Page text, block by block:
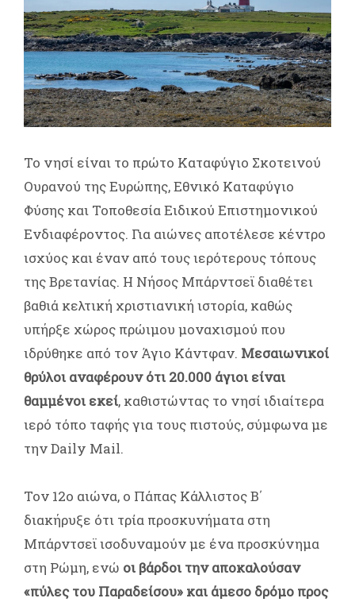
Το νησί είναι το πρώτο Καταφύγιο Σκοτεινού
Ουρανού της Ευρώπης, Εθνικό Καταφύγιο
Φύσης και Τοποθεσία Ειδικού Επιστημονικού
Ενδιαφέροντος. Για αιώνες αποτέλεσε κέντρο
ισχύος και έναν από τους ιερότερους τόπους
της Βρετανίας. Η Νήσος Μπάρντσεϊ διαθέτει
βαθιά κελτική χριστιανική ιστορία, καθώς
υπήρξε χώρος πρώιμου μοναχισμού που
ιδρύθηκε από τον Άγιο Κάντφαν. Μεσαιωνικοί
θρύλοι αναφέρουν ότι 20.000 άγιοι είναι
θαμμένοι εκεί, καθιστώντας το νησί ιδιαίτερα
ιερό τόπο ταφής για τους πιστούς, σύμφωνα με
την Daily Mail.
Τον 12ο αιώνα, ο Πάπας Κάλλιστος Β΄
διακήρυξε ότι τρία προσκυνήματα στη
Μπάρντσεϊ ισοδυναμούν με ένα προσκύνημα
στη Ρώμη, ενώ οι βάρδοι την αποκαλούσαν
«πύλες του Παραδείσου» και άμεσο δρόμο προς